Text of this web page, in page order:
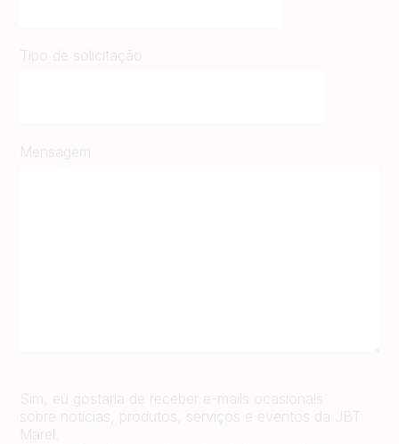
Tipo de solicitação
Mensagem
Sim, eu gostaria de receber e-mails ocasionais
sobre notícias, produtos, serviços e eventos da JBT
Marel.